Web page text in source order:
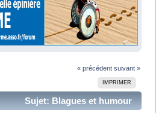
« précédent suivant »
IMPRIMER
Sujet: Blagues et humour